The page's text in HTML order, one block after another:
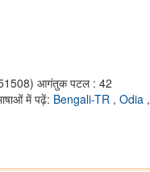
आगंतुक पटल : 42
में पढ़ें: Bengali-TR , Odia ,